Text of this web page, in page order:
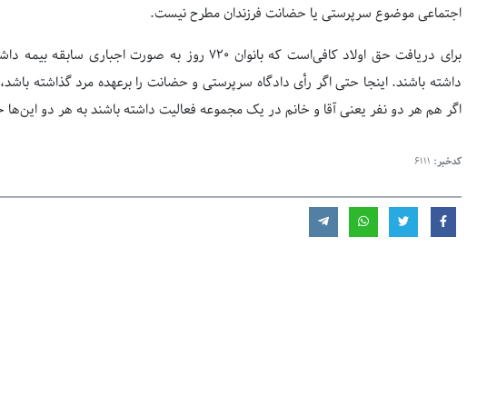
اجتماعی موضوع سرپرستی یا حضانت فرزندان مطرح نیست.
داشته باشند. اینجا حتی اگر رأی دادگاه سرپرستی و حضانت را برعهده مرد گذاشته
اگر هم هر دو نفر یعنی آقا و خانم در یک مجموعه فعالیت داشته‌ باشند به هر دو این‌ها
کدخبر: 6111